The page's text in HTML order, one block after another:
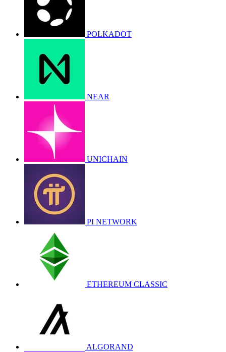
POLKADOT
NEAR
UNICHAIN
PI NETWORK
ETHEREUM CLASSIC
ALGORAND